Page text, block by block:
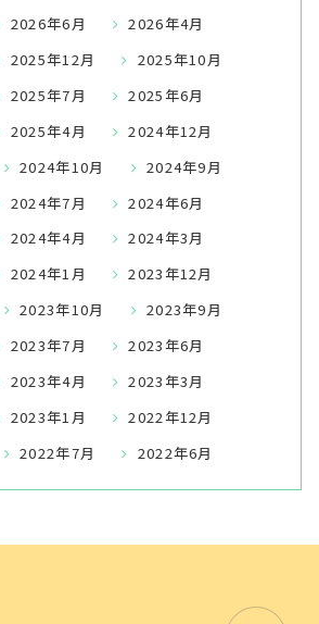
2026年6月
2026年4月
2025年12月
2025年10月
2025年7月
2025年6月
2025年4月
2024年12月
2024年10月
2024年9月
2024年7月
2024年6月
2024年4月
2024年3月
2024年1月
2023年12月
2023年10月
2023年9月
2023年7月
2023年6月
2023年4月
2023年3月
2023年1月
2022年12月
2022年7月 2022年6月